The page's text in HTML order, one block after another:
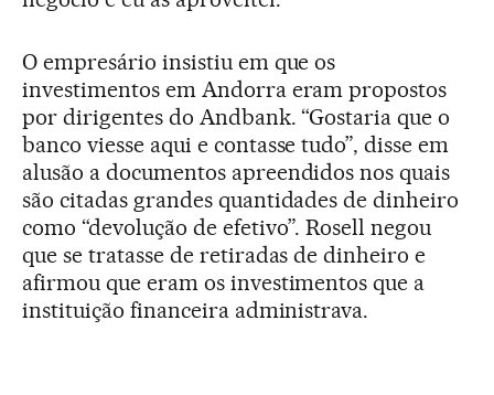
O empresário insistiu em que os
investimentos em Andorra eram propostos
por dirigentes do Andbank. “Gostaria que o
banco viesse aqui e contasse tudo”, disse em
alusão a documentos apreendidos nos quais
são citadas grandes quantidades de dinheiro
como “devolução de efetivo”. Rosell negou
que se tratasse de retiradas de dinheiro e
afirmou que eram os investimentos que a
instituição financeira administrava.